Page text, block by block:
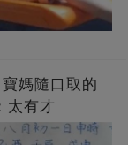
媽隨口取的
太有才